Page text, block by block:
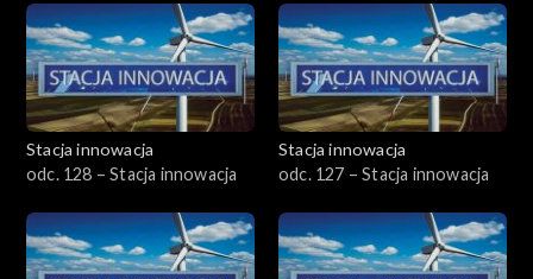
Stacja innowacja
odc. 128 – Stacja innowacja
Stacja innowacja
odc. 127 – Stacja innowacja